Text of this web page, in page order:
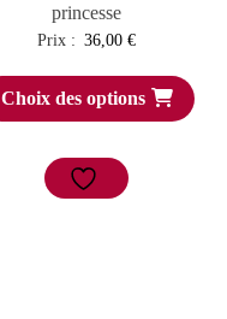
princesse
Prix : 36,00€
Choix des options